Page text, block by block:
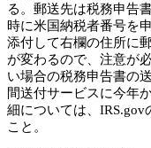
る。郵送先は税務申告
時に米国納税者番号を
添付して右欄の住所に
が変わるので、注意が
い場合の税務申告書の
間送付サービスに今年
細については、IRS.gov
こと。